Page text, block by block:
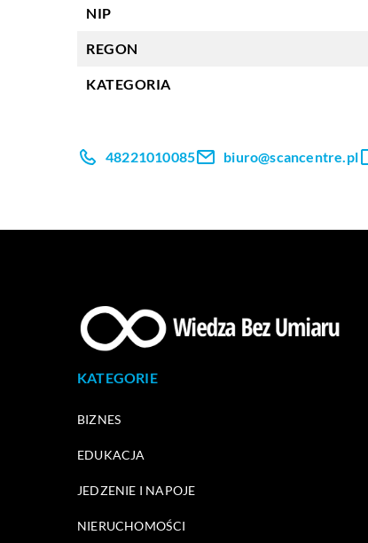
NIP
REGON
KATEGORIA
48221010085 biuro@scancentre.pl
KATEGORIE
BIZNES
EDUKACJA
JEDZENIE I NAPOJE
NIERUCHOMOŚCI